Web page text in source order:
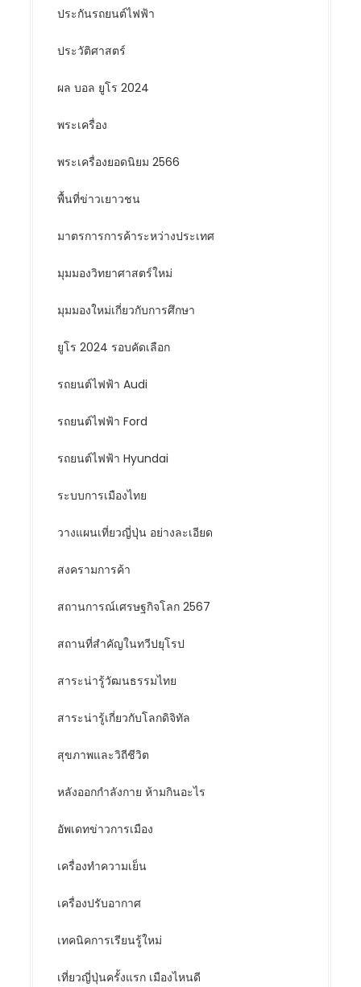
ประกันรถยนต์ไฟฟ้า
ประวัติศาสตร์
ผล บอล ยูโร 2024
พระเครื่อง
พระเครื่องยอดนิยม 2566
พื้นที่ข่าวเยาวชน
มาตรการการค้าระหว่างประเทศ
มุมมองวิทยาศาสตร์ใหม่
มุมมองใหม่เกี่ยวกับการศึกษา
ยูโร 2024 รอบคัดเลือก
รถยนต์ไฟฟ้า Audi
รถยนต์ไฟฟ้า Ford
รถยนต์ไฟฟ้า Hyundai
ระบบการเมืองไทย
วางแผนเที่ยวญี่ปุ่น อย่างละเอียด
สงครามการค้า
สถานการณ์เศรษฐกิจโลก 2567
สถานที่สำคัญในทวีปยุโรป
สาระน่ารู้วัฒนธรรมไทย
สาระน่ารู้เกี่ยวกับโลกดิจิทัล
สุขภาพและวิถีชีวิต
หลังออกกําลังกาย ห้ามกินอะไร
อัพเดทข่าวการเมือง
เครื่องทำความเย็น
เครื่องปรับอากาศ
เทคนิคการเรียนรู้ใหม่
เที่ยวญี่ปุ่นครั้งแรก เมืองไหนดี